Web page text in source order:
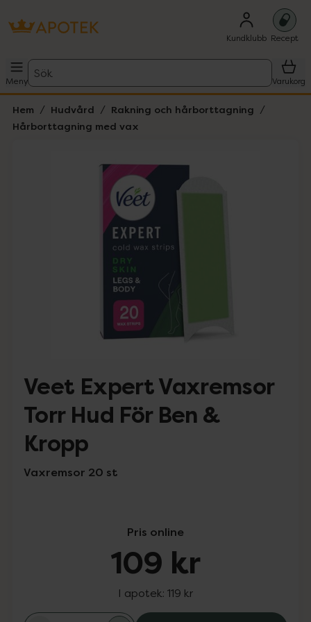
Kundklubb Recept
Meny
Sök
Varukorg
Hem Hudvård
Rakning och hårborttagning
Hårborttagning med vax
Lista: . Innehåller 1 objekt.
Hoppa över Lista
Veet Expert Vaxremsor
Torr Hud För Ben &
Kropp
Vaxremsor 20 st
Pris online
109 kr
I apotek: 119 kr